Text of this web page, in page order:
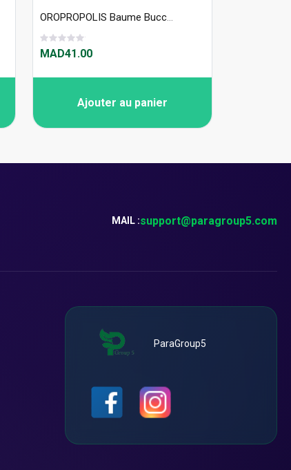
OROPROPOLIS Baume Bucco Gingival
MAD41.00
Ajouter au panier
MAIL :support@paragroup5.com
ParaGroup5